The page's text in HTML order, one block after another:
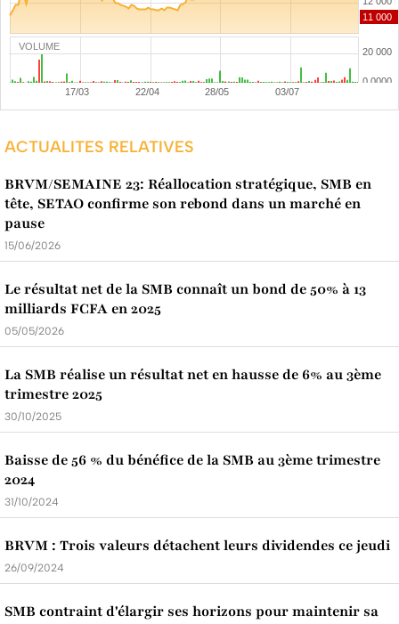
VOLUME
ACTUALITES RELATIVES
BRVM/SEMAINE 23: Réallocation stratégique, SMB en
tête, SETAO confirme son rebond dans un marché en
pause
15/06/2026
Le résultat net de la SMB connaît un bond de 50% à 13
milliards FCFA en 2025
05/05/2026
La SMB réalise un résultat net en hausse de 6% au 3ème
trimestre 2025
30/10/2025
Baisse de 56 % du bénéfice de la SMB au 3ème trimestre
2024
31/10/2024
BRVM : Trois valeurs détachent leurs dividendes ce jeudi
26/09/2024
SMB contraint d'élargir ses horizons pour maintenir sa